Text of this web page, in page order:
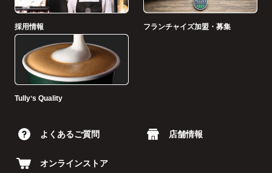
採用情報 フランチャイズ加盟・募集
Tullyʼs Quality
よくあるご質問 店舗情報
オンラインストア